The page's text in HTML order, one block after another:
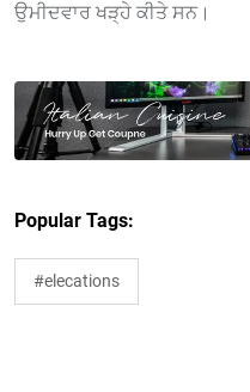
ਉਮੀਦਵਾਰ ਖੜ੍ਹੇ ਕੀਤੇ ਸਨ।
Popular Tags:
#elecations